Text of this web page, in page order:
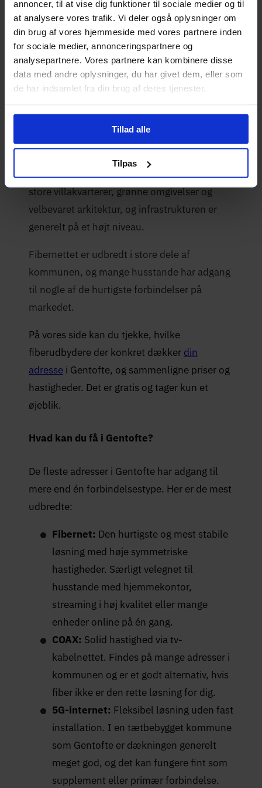
annoncer, til at vise dig funktioner til sociale medier og til
at analysere vores trafik. Vi deler også oplysninger om
din brug af vores hjemmeside med vores partnere inden
for sociale medier, annonceringspartnere og
analysepartnere. Vores partnere kan kombinere disse
data med andre oplysninger, du har givet dem, eller som
de har indsamlet fra din brug af deres tjenester.
Tillad alle
Tilpas
Skrevet af
Mikkel Winther
28-05-2026
velhavende kommuner. Området er præget af
store villakvarterer, grønne omgivelser og
velbevaret arkitektur, og infrastrukturen er
generelt på et højt niveau.
Fibernettet er udbredt i store dele af
kommunen, og mange husstande har adgang
til nogle af de hurtigste forbindelser på
markedet.
På vores side kan du tjekke, hvilke
fiberudbydere der konkret dækker din
adresse i Gentofte, og sammenligne priser og
hastigheder. Det er gratis og tager kun et
øjeblik.
Hvad kan du få i Gentofte?
De fleste adresser i Gentofte har adgang til
mere end én forbindelsestype. Her er de mest
udbredte:
Fibernet: Den hurtigste og mest stabile
løsning med høje symmetriske
hastigheder. Særligt velegnet til
husstande med hjemmekontor,
streaming i høj kvalitet eller mange
enheder online på én gang.
COAX: Solid hastighed via tv-
kabelnettet. Findes på mange adresser i
kommunen og er et godt alternativ, hvis
fiber ikke er den rette løsning for dig.
5G-internet: Fleksibel løsning uden fast
installation. I en tætbebygget kommune
som Gentofte er dækningen generelt
meget god, og det kan fungere fint som
supplement eller primær forbindelse.